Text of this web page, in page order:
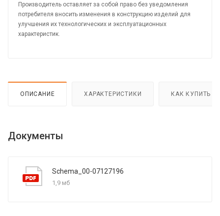
Производитель оставляет за собой право без уведомления
потребителя вносить изменения в конструкцию изделий для
улучшения их технологических и эксплуатационных
характеристик.
ОПИСАНИЕ ХАРАКТЕРИСТИКИ КАК КУПИТЬ
Документы
Schema_00-07127196
1,9 мб